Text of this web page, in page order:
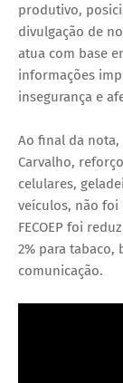
produtivo,
divulgação de
atua com base
informações
insegurança e
Ao final da
Carvalho,
celulares,
veículos, não foi
FECOEP foi
2% para tabaco,
comunicação.